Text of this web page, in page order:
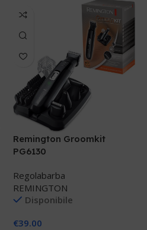
Remington Groomkit
PG6130
Regolabarba
REMINGTON
Disponibile
€39.00